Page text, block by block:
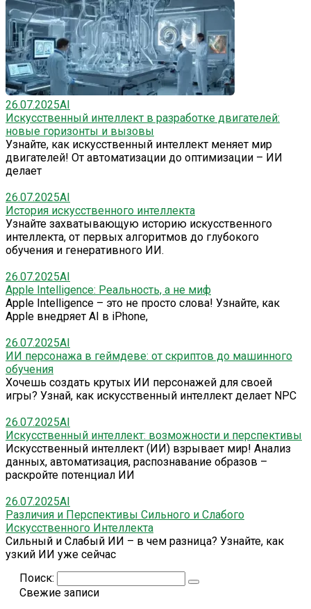
26.07.2025AI
Искусственный интеллект в разработке двигателей:
новые горизонты и вызовы
Узнайте, как искусственный интеллект меняет мир
двигателей! От автоматизации до оптимизации – ИИ
делает
26.07.2025AI
История искусственного интеллекта
Узнайте захватывающую историю искусственного
интеллекта, от первых алгоритмов до глубокого
обучения и генеративного ИИ.
26.07.2025AI
Apple Intelligence: Реальность, а не миф
Apple Intelligence – это не просто слова! Узнайте, как
Apple внедряет AI в iPhone,
26.07.2025AI
ИИ персонажа в геймдеве: от скриптов до машинного
обучения
Хочешь создать крутых ИИ персонажей для своей
игры? Узнай, как искусственный интеллект делает NPC
26.07.2025AI
Искусственный интеллект: возможности и перспективы
Искусственный интеллект (ИИ) взрывает мир! Анализ
данных, автоматизация, распознавание образов –
раскройте потенциал ИИ
26.07.2025AI
Различия и Перспективы Сильного и Слабого
Искусственного Интеллекта
Сильный и Слабый ИИ – в чем разница? Узнайте, как
узкий ИИ уже сейчас
Поиск:
Свежие записи